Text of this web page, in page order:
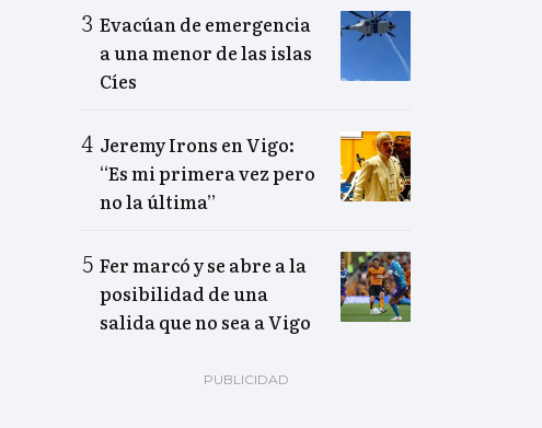
Evacúan de emergencia
a una menor de las islas
Cíes
Jeremy Irons en Vigo:
“Es mi primera vez pero
no la última”
Fer marcó y se abre a la
posibilidad de una
salida que no sea a Vigo